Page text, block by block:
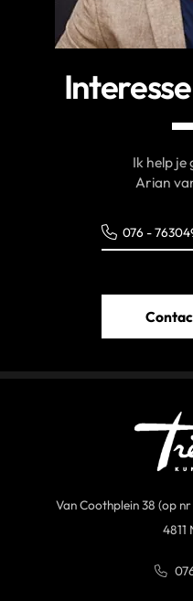
Ik help je
Arian
076 -
Van Coothplein 38 (op
4811